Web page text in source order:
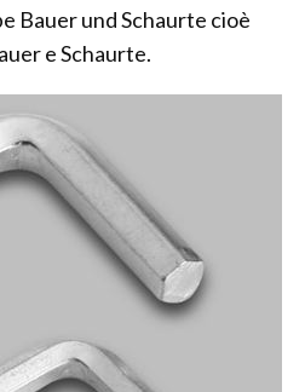
Bauer und Schaurte cioè
e Schaurte.